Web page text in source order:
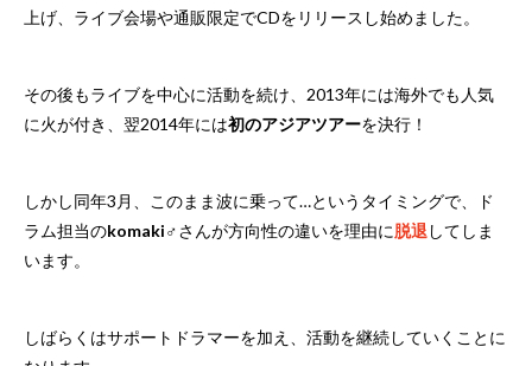
上げ、ライブ会場や通販限定でCDをリリースし始めました。
その後もライブを中心に活動を続け、2013年には海外でも人気
に火が付き、翌2014年には初のアジアツアーを決行！
しかし同年3月、このまま波に乗って…というタイミングで、ド
ラム担当のkomaki♂さんが方向性の違いを理由に脱退 してしま
います。
しばらくはサポートドラマーを加え、活動を継続していくことに